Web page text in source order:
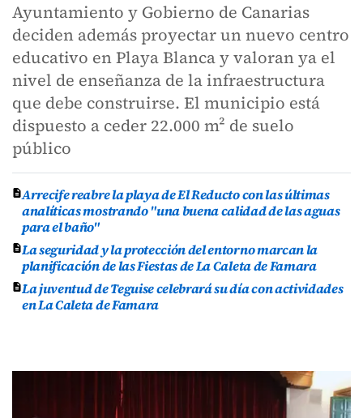
Ayuntamiento y Gobierno de Canarias
deciden además proyectar un nuevo centro
educativo en Playa Blanca y valoran ya el
nivel de enseñanza de la infraestructura
que debe construirse. El municipio está
dispuesto a ceder 22.000 m² de suelo
público
Arrecife reabre la playa de El Reducto con las últimas
analíticas mostrando "una buena calidad de las aguas
para el baño"
La seguridad y la protección del entorno marcan la
planificación de las Fiestas de La Caleta de Famara
La juventud de Teguise celebrará su día con actividades
en La Caleta de Famara